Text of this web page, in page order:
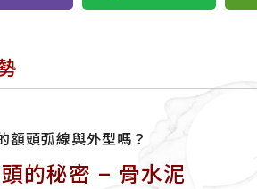
額頭弧線與外型嗎？
的秘密 – 骨水泥